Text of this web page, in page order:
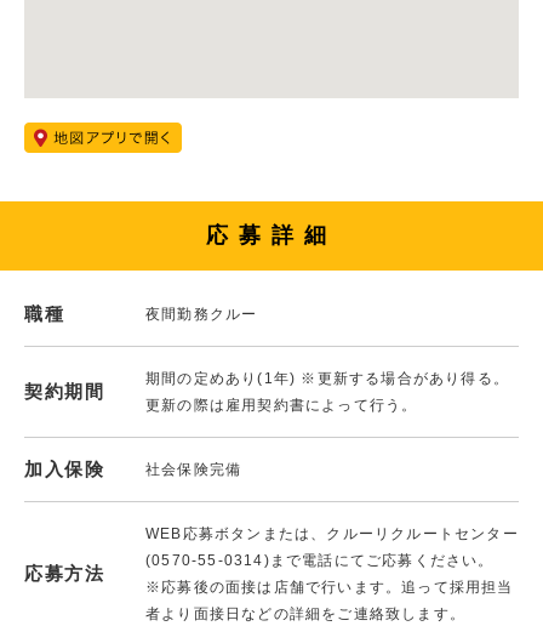
応募詳細
職種 夜間勤務クルー
契約期間
期間の定めあり(1年) ※更新する場合があり得る。
更新の際は雇用契約書によって行う。
加入保険 社会保険完備
応募方法
WEB応募ボタンまたは、クルーリクルートセンター
(0570-55-0314)まで電話にてご応募ください。
※応募後の面接は店舗で行います。追って採用担当
者より面接日などの詳細をご連絡致します。